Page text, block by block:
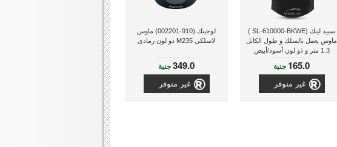
سبيد لينك (SL-610000-BKWE )
ماوس يعمل بالسلك و طول الكابل
1.3 متر و ذو لون أسود/أبيض
165.0 جنية
غير متوفر
لوجيتك (910-002201) ماوس
لاسلكى M235 ذو لون رمادى
349.0جنية
غير متوفر